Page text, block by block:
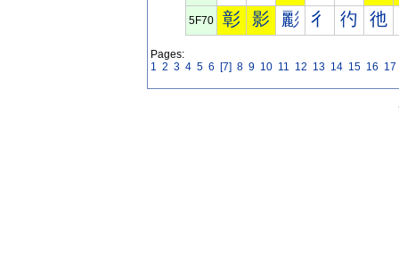
5F70 彰 影 彲 彳 彴 彵
Pages:
1 2 3 4 5 6 [7] 8 9 10 11 12 13 14 15 16 17